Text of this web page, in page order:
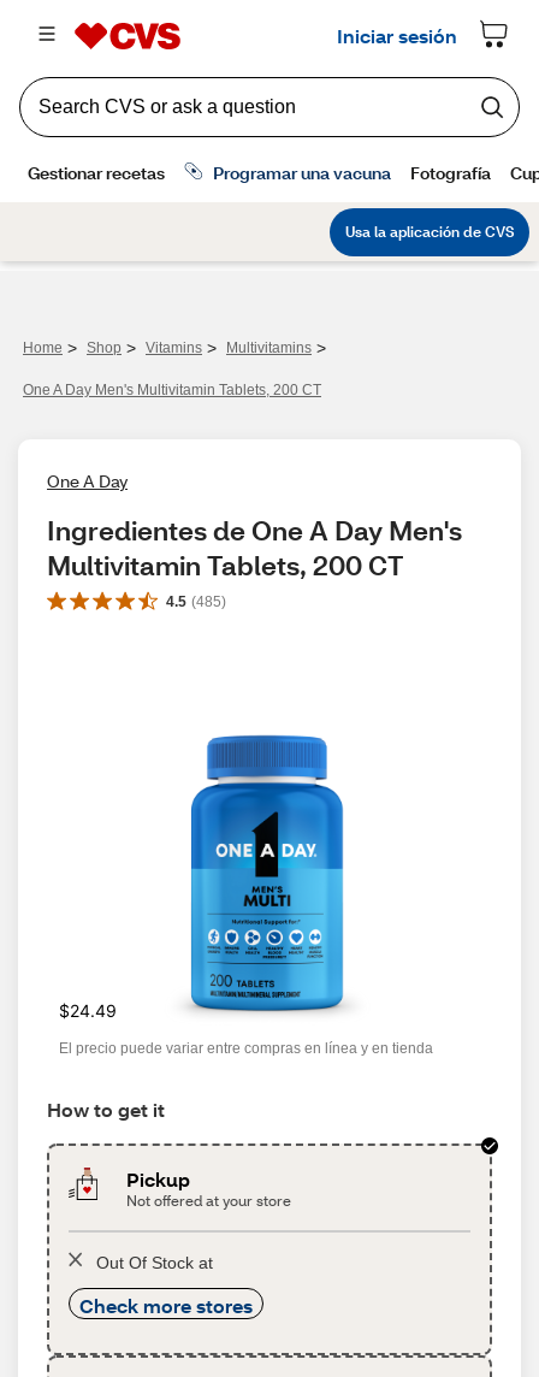
Home > Shop > Vitamins > Multivitamins >
One A Day Men's Multivitamin Tablets, 200 CT
One A Day
Ingredientes de One A Day Men's
Multivitamin Tablets, 200 CT
4.5 (485)
$24.49
El precio puede variar entre compras en línea y en tienda
How to get it
Pickup
Not offered at your store
Out Of Stock at
Check more stores